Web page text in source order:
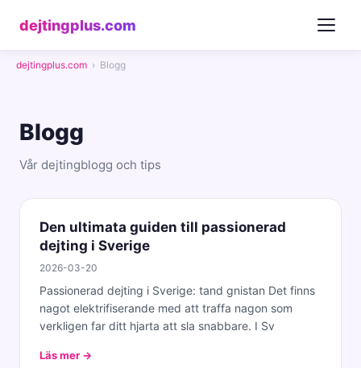
dejtingplus.com
dejtingplus.com › Blogg
Blogg
Vår dejtingblogg och tips
Den ultimata guiden till passionerad
dejting i Sverige
2026-03-20
Passionerad dejting i Sverige: tand gnistan Det finns
nagot elektrifiserande med att traffa nagon som
verkligen far ditt hjarta att sla snabbare. I Sv
Läs mer →